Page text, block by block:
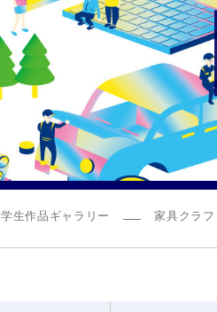
学生作品ギャラリー 家具クラ